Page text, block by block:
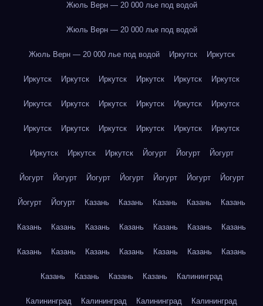
Жюль Верн — 20 000 лье под водой
Жюль Верн — 20 000 лье под водой
Жюль Верн — 20 000 лье под водой Иркутск Иркутск
Иркутск Иркутск Иркутск Иркутск Иркутск Иркутск
Иркутск Иркутск Иркутск Иркутск Иркутск Иркутск
Иркутск Иркутск Иркутск Иркутск Иркутск Иркутск
Иркутск Иркутск Иркутск Йогурт Йогурт Йогурт
Йогурт Йогурт Йогурт Йогурт Йогурт Йогурт Йогурт
Йогурт Йогурт Казань Казань Казань Казань Казань
Казань Казань Казань Казань Казань Казань Казань
Казань Казань Казань Казань Казань Казань Казань
Казань Казань Казань Казань Калининград
Калининград Калининград Калининград Калининград